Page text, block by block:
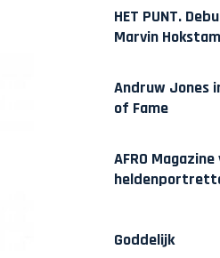
HET PUNT.
Marvin
Andruw Jones
of Fame
AFRO
Goddelijk